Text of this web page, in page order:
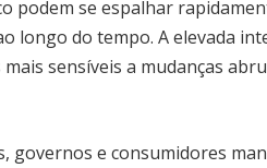
podem se espalhar
longo do tempo. A elevada
sensíveis a mudanças
governos e consumidores